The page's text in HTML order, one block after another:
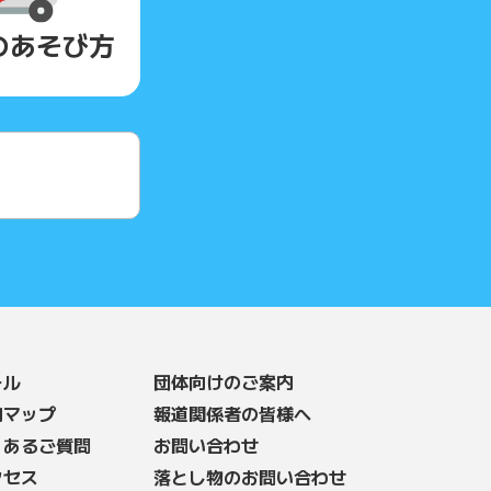
あそび方
ップ
るご質問
ス
団体向けのご案内
報道関係者の皆様へ
お問い合わせ
落とし物のお問い合わせ